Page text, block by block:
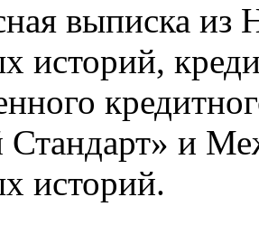
выписка из
историй,
Стандарт» и
историй.